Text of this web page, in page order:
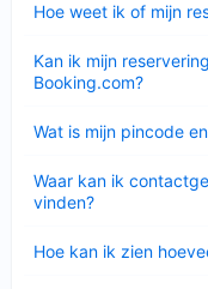
Hoe weet ik of mijn
Kan ik mijn
Booking.com?
Wat is mijn pincode
Waar kan ik
vinden?
Hoe kan ik zien